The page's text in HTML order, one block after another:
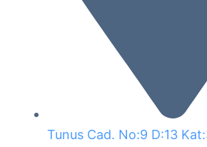
Tunus Cad. No:9 D:13